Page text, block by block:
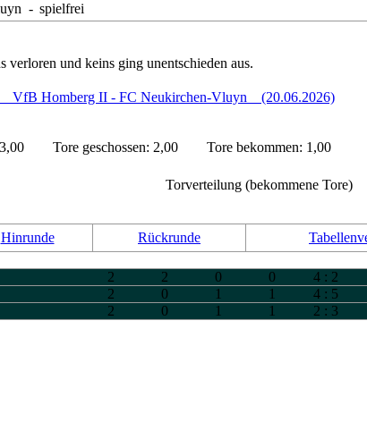
- spielfrei
verloren und keins ging unentschieden aus.
VfB Homberg II - FC Neukirchen-Vluyn (20.06.2026)
3,00 Tore geschossen: 2,00 Tore bekommen: 1,00
Torverteilung (bekommene Tore)
Hinrunde Rückrunde
2 2 0 0 4 : 2
2 0 1 1 4 : 5
2 0 1 1 2 : 3